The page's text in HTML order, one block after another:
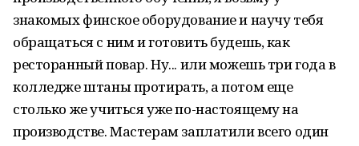
знакомых финское оборудование и научу тебя
обращаться с ним и готовить будешь, как
ресторанный повар. Ну... или можешь три года в
колледже штаны протирать, а потом еще
столько же учиться уже по-настоящему на
производстве. Мастерам заплатили всего один